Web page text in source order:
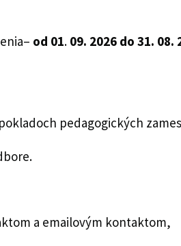
od 01. 09. 2026 do 31. 08.
pedagogických
a emailovým kontaktom,